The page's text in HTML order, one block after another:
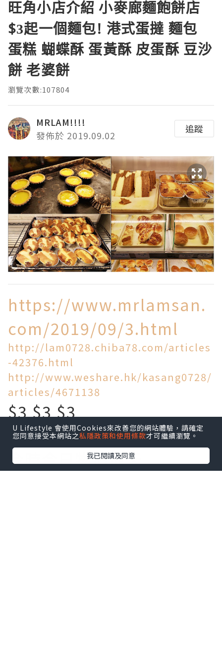
旺角小店介紹 小麥廊麵飽餅店
$3起一個麵包! 港式蛋撻 麵包
蛋糕 蝴蝶酥 蛋黃酥 皮蛋酥 豆沙
餅 老婆餅
瀏覽次數:107804
MRLAM!!!!
發佈於 2019.09.02
追蹤
https://www.mrlamsan.
com/2019/09/3.html
http://lam0728.chiba78.com/articles
-42376.html
http://www.weshare.hk/kasang0728/
articles/4671138
$3 $3 $3
買到乜!
今時今日物價飛天
U Lifestyle 會使用Cookies來改善您的網站體驗，請確定
您同意接受本網站之私隱政策和使用條款才可繼續瀏覽。
我已閱讀及同意